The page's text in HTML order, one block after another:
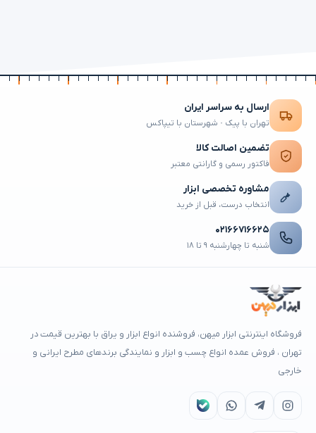
ارسال به سراسر ایران
تهران با پیک · شهرستان با تیپاکس
تضمین اصالت کالا
فاکتور رسمی و گارانتی معتبر
مشاوره تخصصی ابزار
انتخاب درست، قبل از خرید
۰۲۱۶۶۷۱۶۶۲۵
شنبه تا چهارشنبه ۹ تا ۱۸
فروشگاه اینترنتی ابزار میهن، فروشنده انواع ابزار و یراق با بهترین قیمت در
تهران ، فروش عمده انواع چسب و ابزار و نمایندگی برندهای مطرح ایرانی و
خارجی